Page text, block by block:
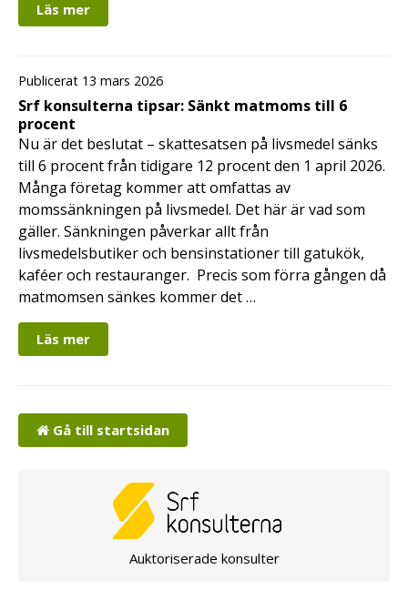
Läs mer
Publicerat 13 mars 2026
Srf konsulterna tipsar: Sänkt matmoms till 6
procent
Nu är det beslutat – skattesatsen på livsmedel sänks
till 6 procent från tidigare 12 procent den 1 april 2026.
Många företag kommer att omfattas av
momssänkningen på livsmedel. Det här är vad som
gäller. Sänkningen påverkar allt från
livsmedelsbutiker och bensinstationer till gatukök,
kaféer och restauranger. Precis som förra gången då
matmomsen sänkes kommer det …
Läs mer
Gå till startsidan
Auktoriserade konsulter